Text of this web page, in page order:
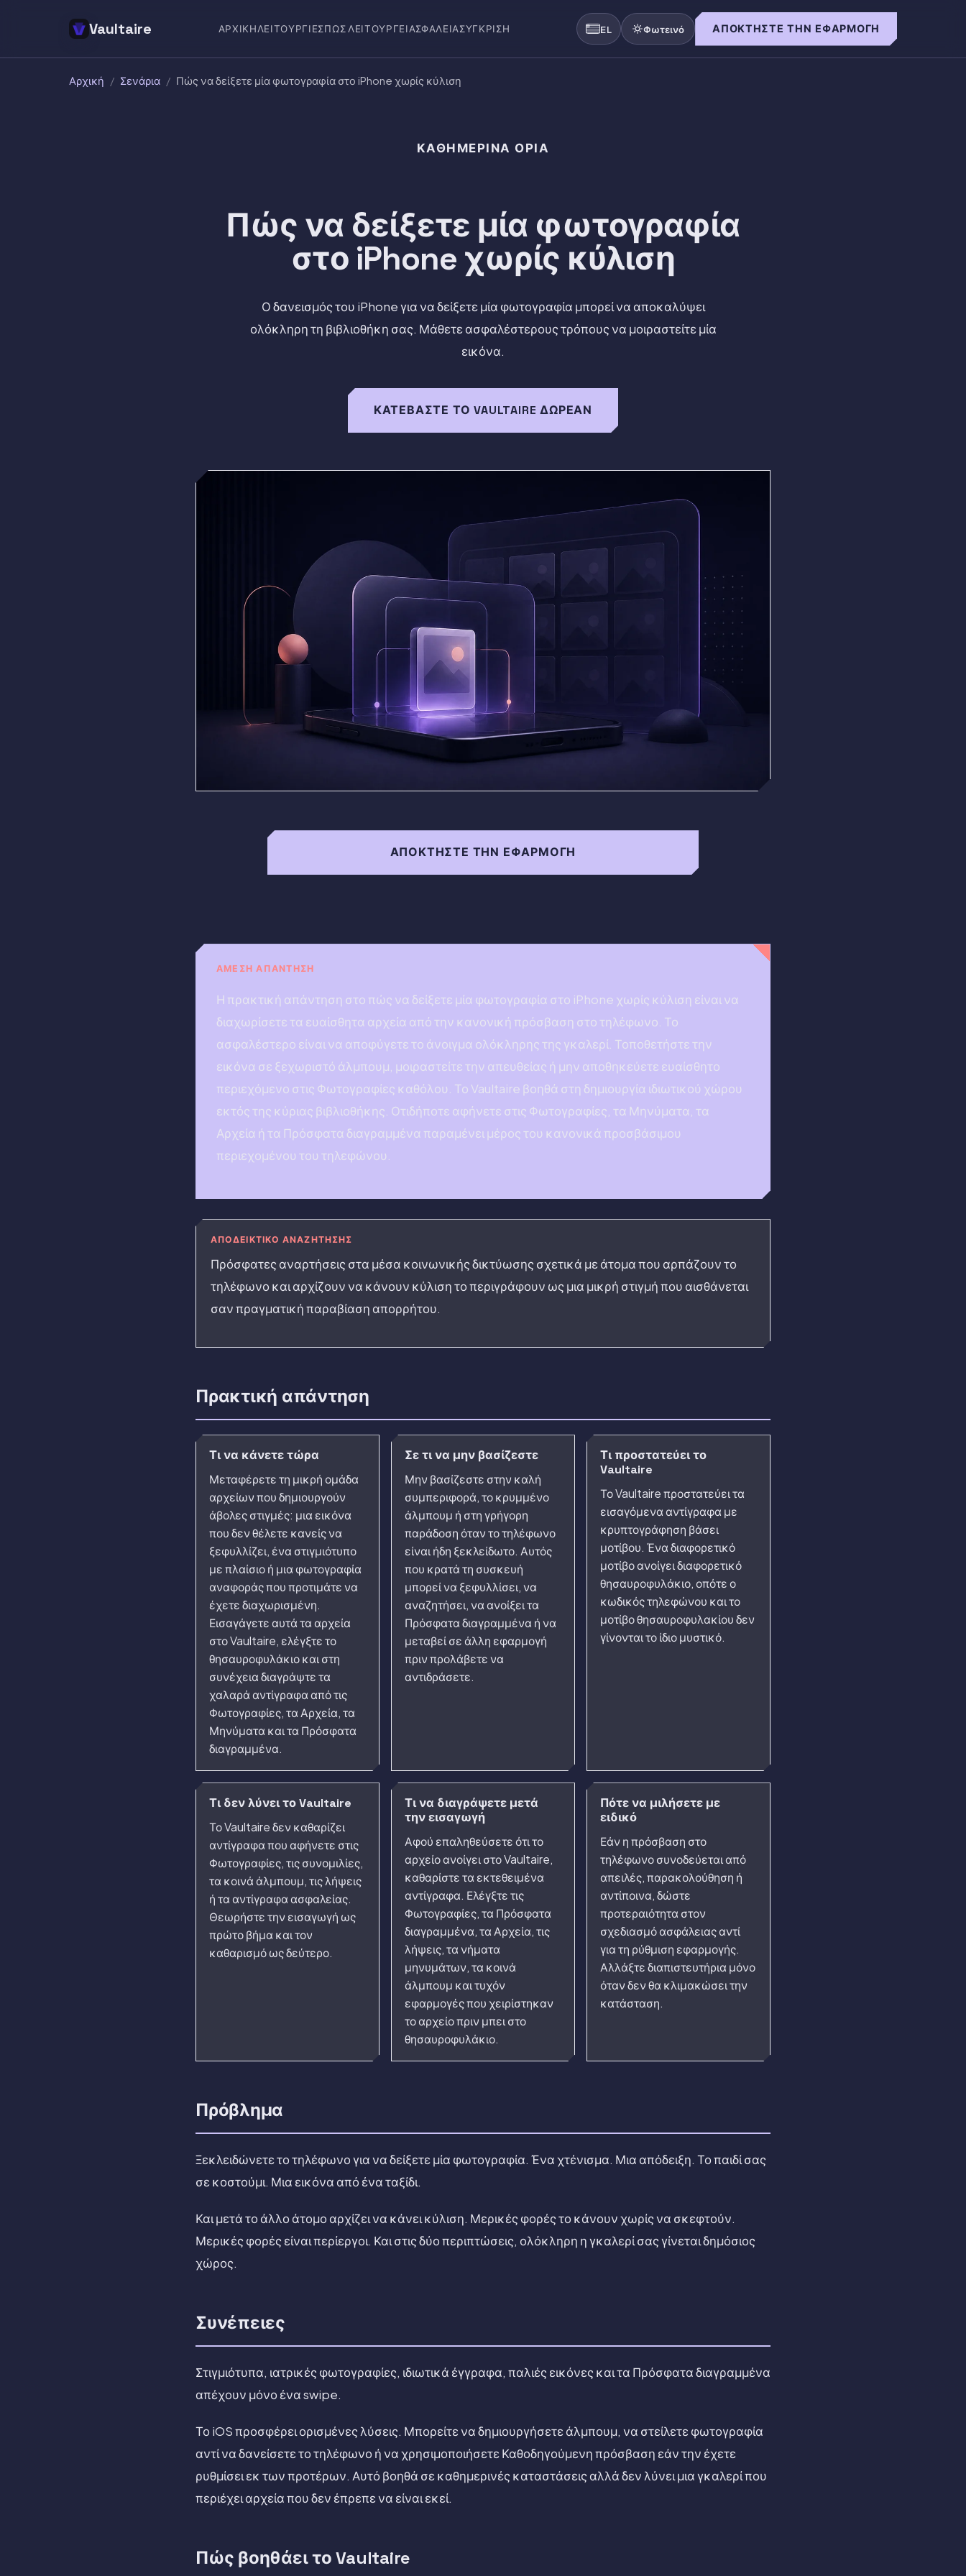
Vaultaire ΑΡΧΙΚΉΛΕΙΤΟΥΡΓΊΕΣΠΏΣ ΛΕΙΤΟΥΡΓΕΊΑΣΦΆΛΕΙΑΣΎΓΚΡΙΣΗ EL Φωτεινό ΑΠΟΚΤΉΣΤΕ ΤΗΝ ΕΦΑΡΜΟΓΉ
Αρχική / Σενάρια / Πώς να δείξετε μία φωτογραφία στο iPhone χωρίς κύλιση
ΚΑΘΗΜΕΡΙΝΆ ΌΡΙΑ
Πώς να δείξετε μία φωτογραφία
στο iPhone χωρίς κύλιση
Ο δανεισμός του iPhone για να δείξετε μία φωτογραφία μπορεί να αποκαλύψει
ολόκληρη τη βιβλιοθήκη σας. Μάθετε ασφαλέστερους τρόπους να μοιραστείτε μία
εικόνα.
ΚΑΤΕΒΆΣΤΕ ΤΟ VAULTAIRE ΔΩΡΕΆΝ
ΑΠΟΚΤΉΣΤΕ ΤΗΝ ΕΦΑΡΜΟΓΉ
ΆΜΕΣΗ ΑΠΆΝΤΗΣΗ
Η πρακτική απάντηση στο πώς να δείξετε μία φωτογραφία στο iPhone χωρίς κύλιση είναι να
διαχωρίσετε τα ευαίσθητα αρχεία από την κανονική πρόσβαση στο τηλέφωνο. Το
ασφαλέστερο είναι να αποφύγετε το άνοιγμα ολόκληρης της γκαλερί. Τοποθετήστε την
εικόνα σε ξεχωριστό άλμπουμ, μοιραστείτε την απευθείας ή μην αποθηκεύετε ευαίσθητο
περιεχόμενο στις Φωτογραφίες καθόλου. Το Vaultaire βοηθά στη δημιουργία ιδιωτικού χώρου
εκτός της κύριας βιβλιοθήκης. Οτιδήποτε αφήνετε στις Φωτογραφίες, τα Μηνύματα, τα
Αρχεία ή τα Πρόσφατα διαγραμμένα παραμένει μέρος του κανονικά προσβάσιμου
περιεχομένου του τηλεφώνου.
ΑΠΟΔΕΙΚΤΙΚΌ ΑΝΑΖΉΤΗΣΗΣ
Πρόσφατες αναρτήσεις στα μέσα κοινωνικής δικτύωσης σχετικά με άτομα που αρπάζουν το
τηλέφωνο και αρχίζουν να κάνουν κύλιση το περιγράφουν ως μια μικρή στιγμή που αισθάνεται
σαν πραγματική παραβίαση απορρήτου.
Πρακτική απάντηση
Τι να κάνετε τώρα
Μεταφέρετε τη μικρή ομάδα
αρχείων που δημιουργούν
άβολες στιγμές: μια εικόνα
που δεν θέλετε κανείς να
ξεφυλλίζει, ένα στιγμιότυπο
με πλαίσιο ή μια φωτογραφία
αναφοράς που προτιμάτε να
έχετε διαχωρισμένη.
Εισαγάγετε αυτά τα αρχεία
στο Vaultaire, ελέγξτε το
θησαυροφυλάκιο και στη
συνέχεια διαγράψτε τα
χαλαρά αντίγραφα από τις
Φωτογραφίες, τα Αρχεία, τα
Μηνύματα και τα Πρόσφατα
διαγραμμένα.
Σε τι να μην βασίζεστε
Μην βασίζεστε στην καλή
συμπεριφορά, το κρυμμένο
άλμπουμ ή στη γρήγορη
παράδοση όταν το τηλέφωνο
είναι ήδη ξεκλείδωτο. Αυτός
που κρατά τη συσκευή
μπορεί να ξεφυλλίσει, να
αναζητήσει, να ανοίξει τα
Πρόσφατα διαγραμμένα ή να
μεταβεί σε άλλη εφαρμογή
πριν προλάβετε να
αντιδράσετε.
Τι προστατεύει το
Vaultaire
Το Vaultaire προστατεύει τα
εισαγόμενα αντίγραφα με
κρυπτογράφηση βάσει
μοτίβου. Ένα διαφορετικό
μοτίβο ανοίγει διαφορετικό
θησαυροφυλάκιο, οπότε ο
κωδικός τηλεφώνου και το
μοτίβο θησαυροφυλακίου δεν
γίνονται το ίδιο μυστικό.
Τι δεν λύνει το Vaultaire
Το Vaultaire δεν καθαρίζει
αντίγραφα που αφήνετε στις
Φωτογραφίες, τις συνομιλίες,
τα κοινά άλμπουμ, τις λήψεις
ή τα αντίγραφα ασφαλείας.
Θεωρήστε την εισαγωγή ως
πρώτο βήμα και τον
καθαρισμό ως δεύτερο.
Τι να διαγράψετε μετά
την εισαγωγή
Αφού επαληθεύσετε ότι το
αρχείο ανοίγει στο Vaultaire,
καθαρίστε τα εκτεθειμένα
αντίγραφα. Ελέγξτε τις
Φωτογραφίες, τα Πρόσφατα
διαγραμμένα, τα Αρχεία, τις
λήψεις, τα νήματα
μηνυμάτων, τα κοινά
άλμπουμ και τυχόν
εφαρμογές που χειρίστηκαν
το αρχείο πριν μπει στο
θησαυροφυλάκιο.
Πότε να μιλήσετε με
ειδικό
Εάν η πρόσβαση στο
τηλέφωνο συνοδεύεται από
απειλές, παρακολούθηση ή
αντίποινα, δώστε
προτεραιότητα στον
σχεδιασμό ασφάλειας αντί
για τη ρύθμιση εφαρμογής.
Αλλάξτε διαπιστευτήρια μόνο
όταν δεν θα κλιμακώσει την
κατάσταση.
Πρόβλημα
Ξεκλειδώνετε το τηλέφωνο για να δείξετε μία φωτογραφία. Ένα χτένισμα. Μια απόδειξη. Το παιδί σας
σε κοστούμι. Μια εικόνα από ένα ταξίδι.
Και μετά το άλλο άτομο αρχίζει να κάνει κύλιση. Μερικές φορές το κάνουν χωρίς να σκεφτούν.
Μερικές φορές είναι περίεργοι. Και στις δύο περιπτώσεις, ολόκληρη η γκαλερί σας γίνεται δημόσιος
χώρος.
Συνέπειες
Στιγμιότυπα, ιατρικές φωτογραφίες, ιδιωτικά έγγραφα, παλιές εικόνες και τα Πρόσφατα διαγραμμένα
απέχουν μόνο ένα swipe.
Το iOS προσφέρει ορισμένες λύσεις. Μπορείτε να δημιουργήσετε άλμπουμ, να στείλετε φωτογραφία
αντί να δανείσετε το τηλέφωνο ή να χρησιμοποιήσετε Καθοδηγούμενη πρόσβαση εάν την έχετε
ρυθμίσει εκ των προτέρων. Αυτό βοηθά σε καθημερινές καταστάσεις αλλά δεν λύνει μια γκαλερί που
περιέχει αρχεία που δεν έπρεπε να είναι εκεί.
Πώς βοηθάει το Vaultaire